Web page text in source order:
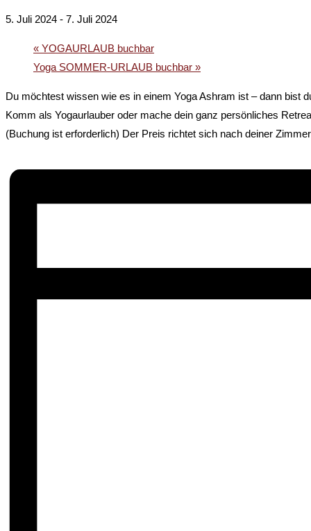
5. Juli 2024 - 7. Juli 2024
« YOGAURLAUB buchbar
Yoga SOMMER-URLAUB buchbar »
Du möchtest wissen wie es in einem Yoga Ashram ist – dann bist
Komm als Yogaurlauber oder mache dein ganz persönliches
(Buchung ist erforderlich) Der Preis richtet sich nach deiner